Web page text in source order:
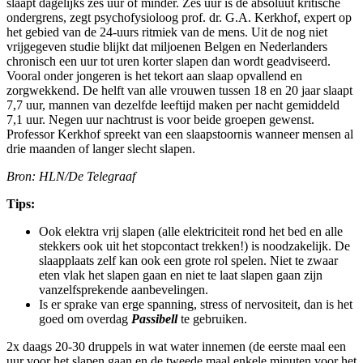
ondergrens, zegt psychofysioloog prof. dr. G.A. Kerkhof, expert op
het gebied van de 24-uurs ritmiek van de mens. Uit de nog niet
vrijgegeven studie blijkt dat miljoenen Belgen en Nederlanders
chronisch een uur tot uren korter slapen dan wordt geadviseerd.
Vooral onder jongeren is het tekort aan slaap opvallend en
zorgwekkend. De helft van alle vrouwen tussen 18 en 20 jaar slaapt
7,7 uur, mannen van dezelfde leeftijd maken per nacht gemiddeld
7,1 uur. Negen uur nachtrust is voor beide groepen gewenst.
Professor Kerkhof spreekt van een slaapstoornis wanneer mensen al
drie maanden of langer slecht slapen.
Bron: HLN/De Telegraaf
Tips:
Ook elektra vrij slapen (alle elektriciteit rond het bed en alle
stekkers ook uit het stopcontact trekken!) is noodzakelijk. De
slaapplaats zelf kan ook een grote rol spelen. Niet te zwaar
eten vlak het slapen gaan en niet te laat slapen gaan zijn
vanzelfsprekende aanbevelingen.
Is er sprake van erge spanning, stress of nervositeit, dan is het
goed om overdag Passibellte gebruiken.
2x daags 20-30 druppels in wat water innemen (de eerste maal een